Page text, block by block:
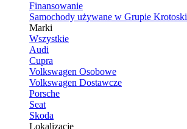
Finansowanie
Samochody używane w Grupie Krotoski
Marki
Wszystkie
Audi
Cupra
Volkswagen Osobowe
Volkswagen Dostawcze
Porsche
Seat
Skoda
Lokalizacje